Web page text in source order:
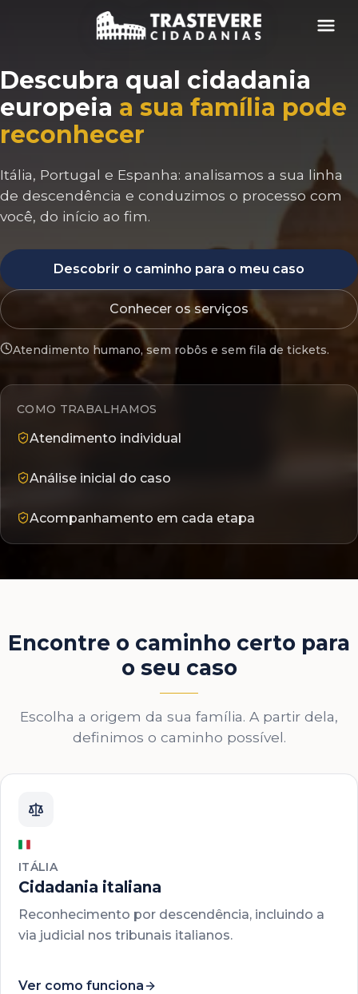
Menu
Descubra qual cidadania
europeia a sua família pode
reconhecer
Itália, Portugal e Espanha: analisamos a sua linha
de descendência e conduzimos o processo com
você, do início ao fim.
Descobrir o caminho para o meu caso
Conhecer os serviços
Atendimento humano, sem robôs e sem fila de tickets.
COMO TRABALHAMOS
Atendimento individual
Análise inicial do caso
Acompanhamento em cada etapa
Encontre o caminho certo para
o seu caso
Escolha a origem da sua família. A partir dela,
definimos o caminho possível.
ITÁLIA
Cidadania italiana
Reconhecimento por descendência, incluindo a
via judicial nos tribunais italianos.
Ver como funciona